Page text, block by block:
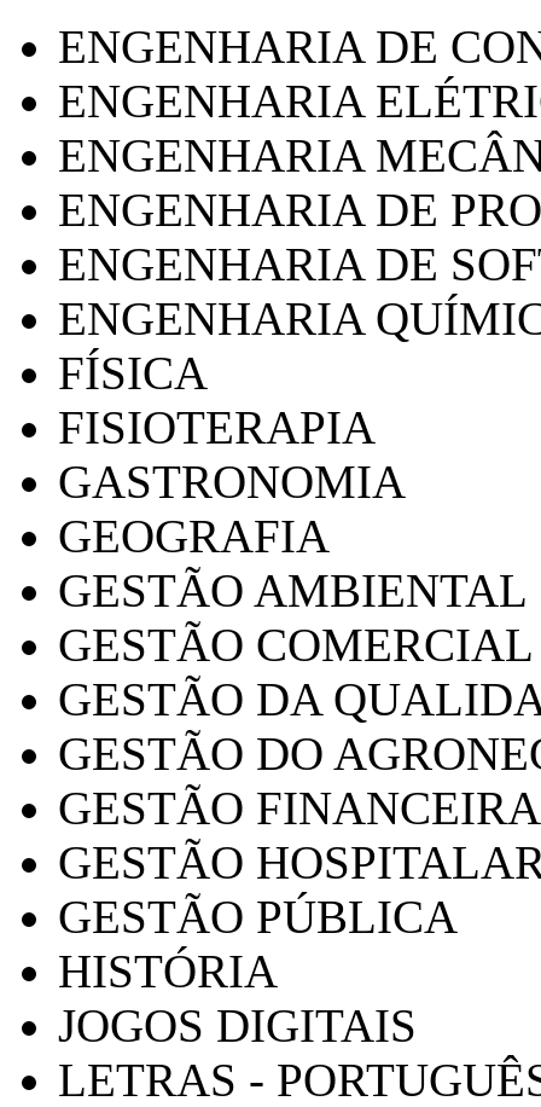
ENGENHARIA DE
ENGENHARIA
ENGENHARIA
ENGENHARIA DE
ENGENHARIA DE
ENGENHARIA
FÍSICA
FISIOTERAPIA
GASTRONOMIA
GEOGRAFIA
GESTÃO AMBIENTAL
GESTÃO COMERCIAL
GESTÃO DA
GESTÃO DO
GESTÃO FINANCEIRA
GESTÃO
GESTÃO PÚBLICA
HISTÓRIA
JOGOS DIGITAIS
LETRAS -